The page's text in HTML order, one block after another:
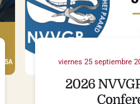
viernes 25 septiembre
2026